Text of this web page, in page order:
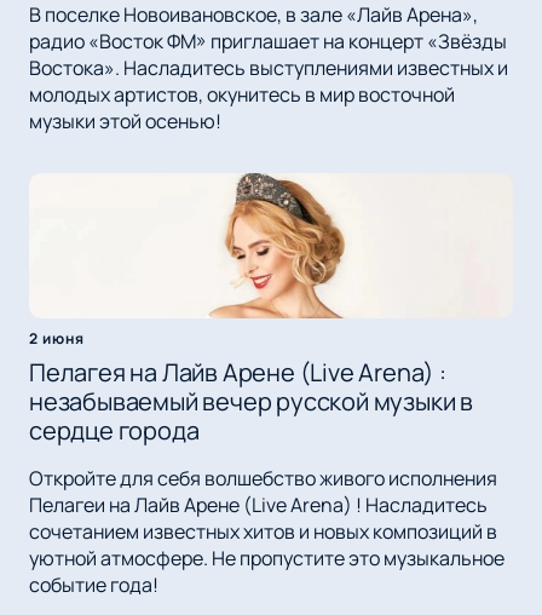
В поселке Новоивановское, в зале «Лайв Арена»,
радио «Восток ФМ» приглашает на концерт «Звёзды
Востока». Насладитесь выступлениями известных и
молодых артистов, окунитесь в мир восточной
музыки этой осенью!
2 июня
Пелагея на Лайв Арене (Live Arena) :
незабываемый вечер русской музыки в
сердце города
Откройте для себя волшебство живого исполнения
Пелагеи на Лайв Арене (Live Arena) ! Насладитесь
сочетанием известных хитов и новых композиций в
уютной атмосфере. Не пропустите это музыкальное
событие года!